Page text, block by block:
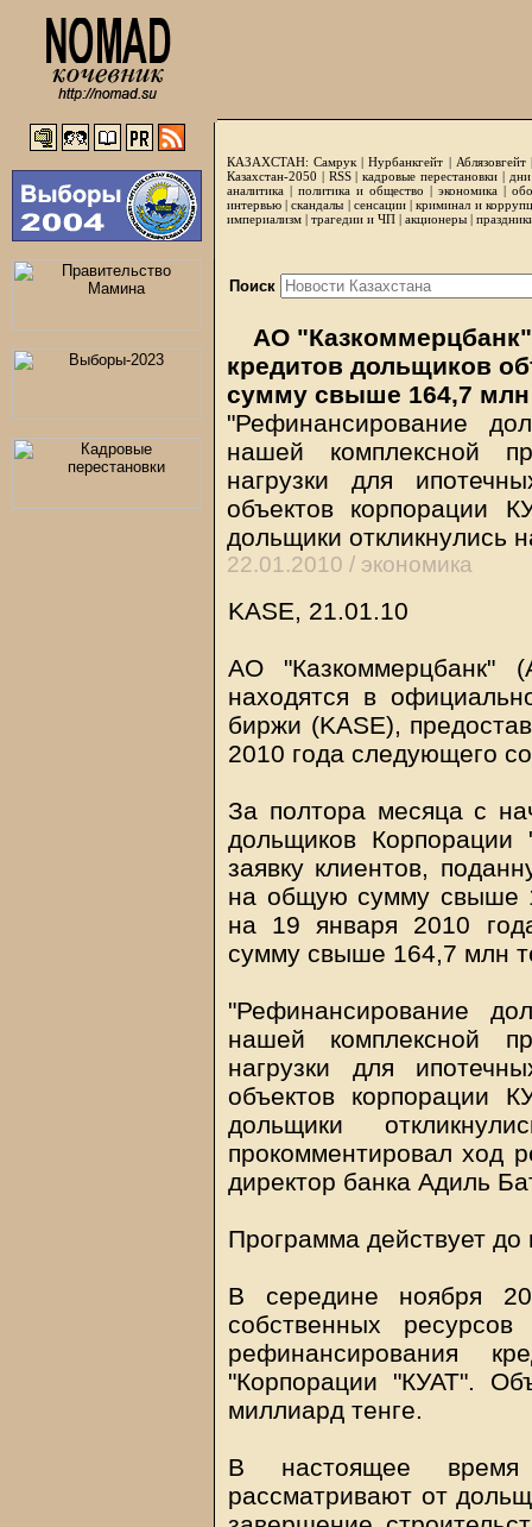
КАЗАХСТАН: Самрук |Нурбанкгейт | Аблязовгейт
Казахстан-2050 | RSS|кадровые перестановки|
аналитика | политика и общество | экономика |
интервью |скандалы | сенсации|криминал и
империализм | трагедии и ЧП | акционеры |
Поиск
АО
кредитов дольщиков
сумму свыше 164,7 млн
"Рефинансирование
нашей комплексной
нагрузки для
объектов корпорации
дольщики откликнулись
22.01.2010 / экономика
KASE, 21.01.10
АО "Казкоммерцбанк"
находятся в
биржи (KASE),
2010 года следующего
За полтора месяца с
дольщиков Корпорации
заявку клиентов,
на общую сумму свыше
на 19 января 2010
сумму свыше 164,7 млн
"Рефинансирование
нашей комплексной
нагрузки для
объектов корпорации
дольщики
прокомментировал ход
директор банка Адиль
Программа действует до
В середине ноября
собственных
рефинансирования
"Корпорации "КУАТ".
миллиард тенге.
В настоящее время
рассматривают от